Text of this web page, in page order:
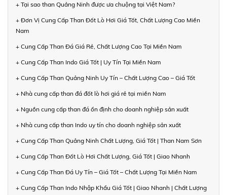
+ Tại sao than Quảng Ninh được ưa chuộng tại Việt Nam?
+ Đơn Vị Cung Cấp Than Đốt Lò Hơi Giá Tốt, Chất Lượng Cao Miền
Nam
+ Cung Cấp Than Đá Giá Rẻ, Chất Lượng Cao Tại Miền Nam
+ Cung Cấp Than Indo Giá Tốt | Uy Tín Tại Miền Nam
+ Cung Cấp Than Quảng Ninh Uy Tín – Chất Lượng Cao – Giá Tốt
+ Nhà cung cấp than đá đốt lò hơi giá rẻ tại miền Nam
+ Nguồn cung cấp than đá ổn định cho doanh nghiệp sản xuất
+ Nhà cung cấp than Indo uy tín cho doanh nghiệp sản xuất
+ Cung Cấp Than Quảng Ninh Chất Lượng, Giá Tốt | Than Nam Sơn
+ Cung Cấp Than Đốt Lò Hơi Chất Lượng, Giá Tốt | Giao Nhanh
+ Cung Cấp Than Đá Uy Tín – Giá Tốt – Chất Lượng Tại Miền Nam
+ Cung Cấp Than Indo Nhập Khẩu Giá Tốt | Giao Nhanh | Chất Lượng